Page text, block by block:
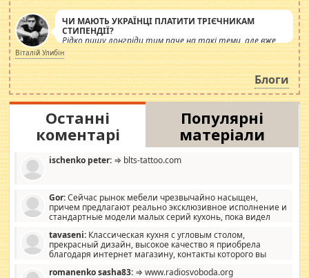
ЧИ МАЮТЬ УКРАЇНЦІ ПЛАТИТИ ТРІЄЧНИКАМ
СТИПЕНДІЇ?
Рідко пишу лонгріди тим паче на такі теми, але вже
просто дістало! Обурюють сьогоднішні інсенуації
навколо стипендіального питання. Штучно
роздувається ще одна соціальна катастрофа.
Віталій Улибін
Блоги
Останні
коментарі
Популярні
матеріали
ischenko peter: ⇒ blts-tattoo.com
Gor:Сейчас рынок мебели чрезвычайно насыщен,
причем предлагают реально эксклюзивное исполнение и
стандартные модели малых серий кухонь, пока видел
стандартные формы, в MebelOk, креативненько и что главное -
со вкусом все в порядке, без ненужных наворотов удорожающих
мебель, а это не последний фактор.
tavaseni: Классическая кухня с угловым столом,
прекрасный дизайн, высокое качество я приобрела
благодаря интернет магазину, контакты которого вы
romanenko sasha83: ⇒ www.radiosvoboda.org